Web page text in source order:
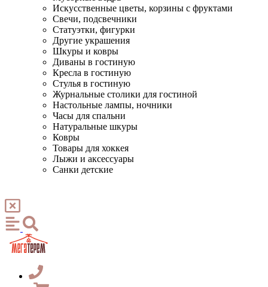
Искусственные цветы, корзины с фруктами
Свечи, подсвечники
Статуэтки, фигурки
Другие украшения
Шкуры и ковры
Диваны в гостиную
Кресла в гостиную
Стулья в гостиную
Журнальные столики для гостиной
Настольные лампы, ночники
Часы для спальни
Натуральные шкуры
Ковры
Товары для хоккея
Лыжи и аксессуары
Санки детские